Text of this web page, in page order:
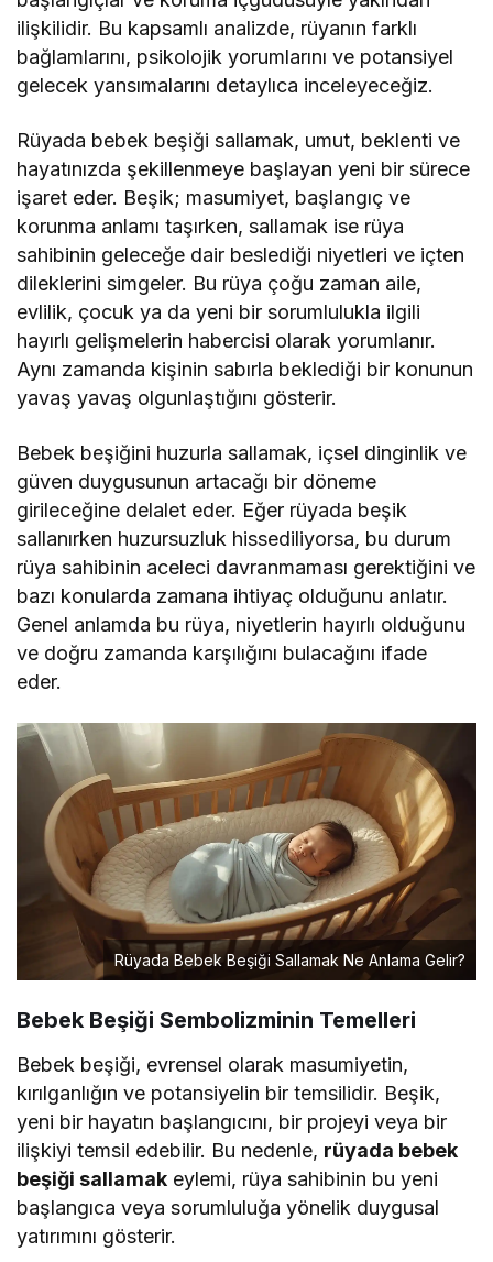
ilişkilidir. Bu kapsamlı analizde, rüyanın farklı
bağlamlarını, psikolojik yorumlarını ve potansiyel
gelecek yansımalarını detaylıca inceleyeceğiz.
Rüyada bebek beşiği sallamak, umut, beklenti ve
hayatınızda şekillenmeye başlayan yeni bir sürece
işaret eder. Beşik; masumiyet, başlangıç ve
korunma anlamı taşırken, sallamak ise rüya
sahibinin geleceğe dair beslediği niyetleri ve içten
dileklerini simgeler. Bu rüya çoğu zaman aile,
evlilik, çocuk ya da yeni bir sorumlulukla ilgili
hayırlı gelişmelerin habercisi olarak yorumlanır.
Aynı zamanda kişinin sabırla beklediği bir konunun
yavaş yavaş olgunlaştığını gösterir.
Bebek beşiğini huzurla sallamak, içsel dinginlik ve
güven duygusunun artacağı bir döneme
girileceğine delalet eder. Eğer rüyada beşik
sallanırken huzursuzluk hissediliyorsa, bu durum
rüya sahibinin aceleci davranmaması gerektiğini ve
bazı konularda zamana ihtiyaç olduğunu anlatır.
Genel anlamda bu rüya, niyetlerin hayırlı olduğunu
ve doğru zamanda karşılığını bulacağını ifade
eder.
Rüyada Bebek Beşiği Sallamak Ne Anlama Gelir?
Bebek Beşiği Sembolizminin Temelleri
Bebek beşiği, evrensel olarak masumiyetin,
kırılganlığın ve potansiyelin bir temsilidir. Beşik,
yeni bir hayatın başlangıcını, bir projeyi veya bir
ilişkiyi temsil edebilir. Bu nedenle, rüyada bebek
beşiği sallamak eylemi, rüya sahibinin bu yeni
başlangıca veya sorumluluğa yönelik duygusal
yatırımını gösterir.